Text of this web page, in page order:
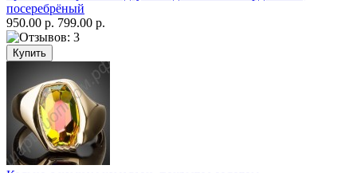
посеребрёный
950.00 р. 799.00 р.